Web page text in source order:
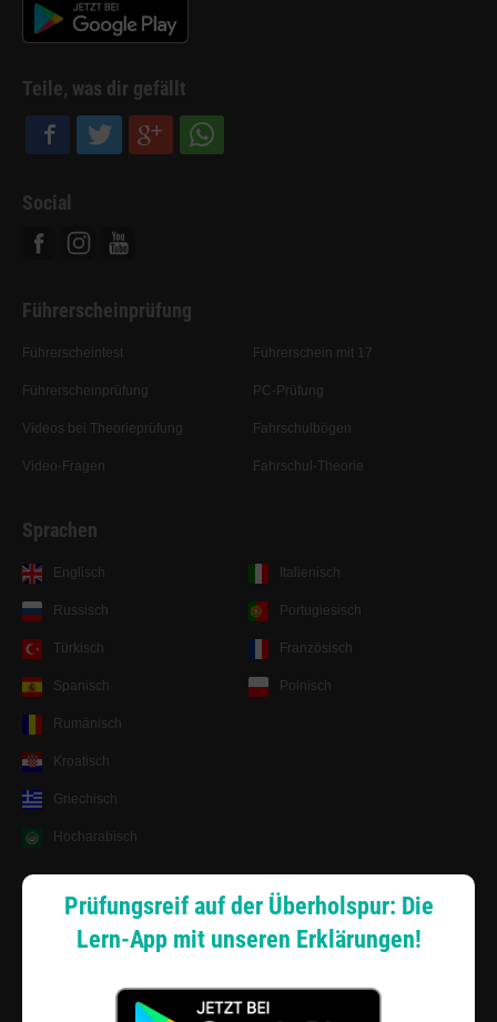
Prüfungsreif auf der Überholspur: Die
Lern-App mit unseren Erklärungen!
Teile, was dir gefällt
Social
Führerscheinprüfung
Führerscheintest
Führerscheinprüfung
Videos bei Theorieprüfung
Video-Fragen
Führerschein mit 17
PC-Prüfung
Fahrschulbögen
Fahrschul-Theorie
Sprachen
Englisch
Russisch
Türkisch
Spanisch
Italienisch
Portugiesisch
Französisch
Polnisch
Rumänisch
Kroatisch
Griechisch
Hocharabisch
Lernsystem
Android App